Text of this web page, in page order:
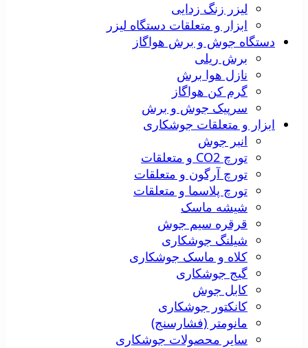
لیزر زنگ زدایی
ابزار و متعلقات دستگاه لیزر
دستگاه جوش و برش هواگاز
برش ریلی
نازل هوا برش
گرم کن هواگاز
سرپیک جوش و برش
ابزار و متعلقات جوشکاری
انبر جوش
تورچ CO2 و متعلقات
تورچ آرگون و متعلقات
تورچ پلاسما و متعلقات
شیشه ماسک
قرقره سیم جوش
شیلنگ جوشکاری
کلاه و ماسک جوشکاری
گیج جوشکاری
کابل جوش
کانکتور جوشکاری
مانومتر (فشارسنج)
سایر محصولات جوشکاری